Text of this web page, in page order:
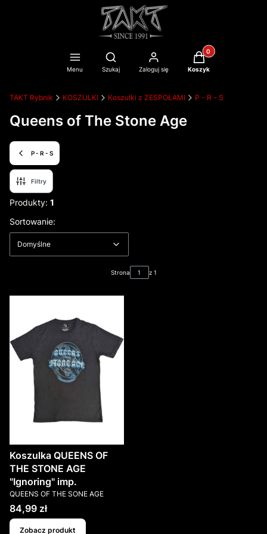
Menu
Otwórz wyszukiwarkę
Szukaj Zaloguj się
Produkty w
Koszyk
TAKT Rybnik KOSZULKI Koszulki z ZESPOŁAMI P - R - S
Queens of The Stone Age
P - R - S
Filtry
Produkty: 1
Lista produktów
Sortowanie:
Domyślne
Strona z 1
Koszulka QUEENS OF
THE STONE AGE
"Ignoring" imp.
PRODUCENT
QUEENS OF THE SONE AGE
Cena
84,99 zł
Zobacz produkt